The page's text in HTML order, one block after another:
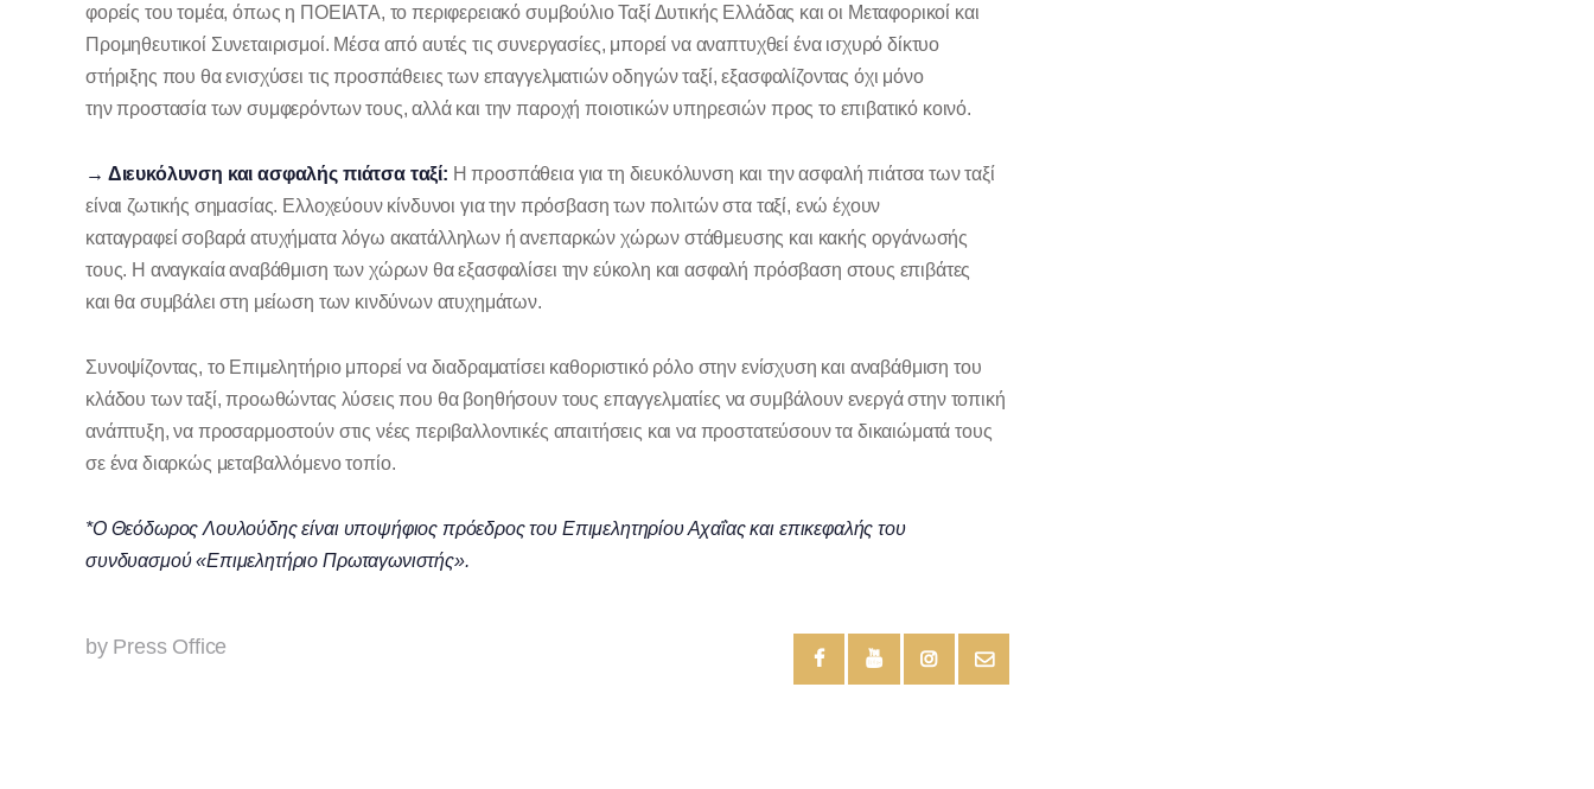
φορείς του τομέα, όπως η ΠΟΕΙΑΤΑ, το περιφερειακό συμβούλιο Ταξί Δυτικής Ελλάδας και οι Μεταφορικοί και
Προμηθευτικοί Συνεταιρισμοί. Μέσα από αυτές τις συνεργασίες, μπορεί να αναπτυχθεί ένα ισχυρό δίκτυο
στήριξης που θα ενισχύσει τις προσπάθειες των επαγγελματιών οδηγών ταξί, εξασφαλίζοντας όχι μόνο
την προστασία των συμφερόντων τους, αλλά και την παροχή ποιοτικών υπηρεσιών προς το επιβατικό κοινό.
→ Διευκόλυνση και ασφαλής πιάτσα ταξί: Η προσπάθεια για τη διευκόλυνση και την ασφαλή πιάτσα των ταξί
είναι ζωτικής σημασίας. Ελλοχεύουν κίνδυνοι για την πρόσβαση των πολιτών στα ταξί, ενώ έχουν
καταγραφεί σοβαρά ατυχήματα λόγω ακατάλληλων ή ανεπαρκών χώρων στάθμευσης και κακής οργάνωσής
τους. Η αναγκαία αναβάθμιση των χώρων θα εξασφαλίσει την εύκολη και ασφαλή πρόσβαση στους επιβάτες
και θα συμβάλει στη μείωση των κινδύνων ατυχημάτων.
Συνοψίζοντας, το Επιμελητήριο μπορεί να διαδραματίσει καθοριστικό ρόλο στην ενίσχυση και αναβάθμιση του
κλάδου των ταξί, προωθώντας λύσεις που θα βοηθήσουν τους επαγγελματίες να συμβάλουν ενεργά στην τοπική
ανάπτυξη, να προσαρμοστούν στις νέες περιβαλλοντικές απαιτήσεις και να προστατεύσουν τα δικαιώματά τους
σε ένα διαρκώς μεταβαλλόμενο τοπίο.
*Ο Θεόδωρος Λουλούδης είναι υποψήφιος πρόεδρος του Επιμελητηρίου Αχαΐας και επικεφαλής του
συνδυασμού «Επιμελητήριο Πρωταγωνιστής».
by Press Office